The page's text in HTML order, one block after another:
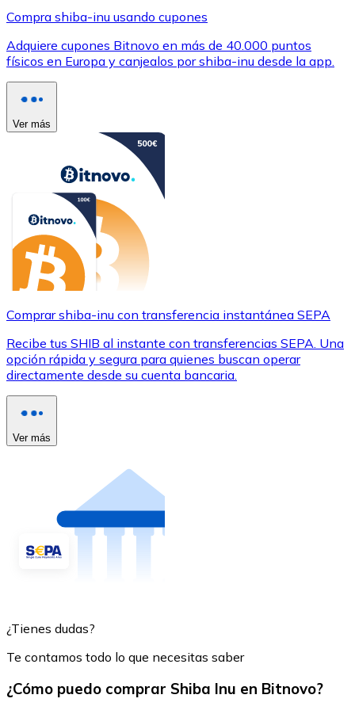
Compra shiba-inu usando cupones
Adquiere cupones Bitnovo en más de 40.000 puntos
físicos en Europa y canjealos por shiba-inu desde la app.
Ver más
Comprar shiba-inu con transferencia instantánea SEPA
Recibe tus SHIB al instante con transferencias SEPA. Una
opción rápida y segura para quienes buscan operar
directamente desde su cuenta bancaria.
Ver más
¿Tienes dudas?
Te contamos todo lo que necesitas saber
¿Cómo puedo comprar Shiba Inu en Bitnovo?